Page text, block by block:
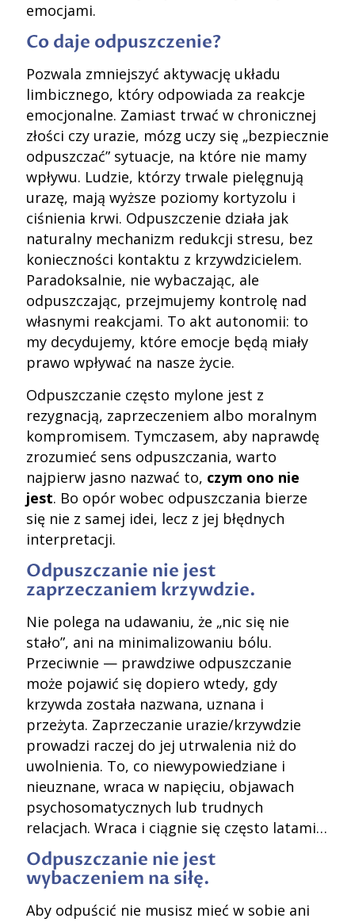
emocjami.
Co daje odpuszczenie?
Pozwala zmniejszyć aktywację układu
limbicznego, który odpowiada za reakcje
emocjonalne. Zamiast trwać w chronicznej
złości czy urazie, mózg uczy się „bezpiecznie
odpuszczać” sytuacje, na które nie mamy
wpływu. Ludzie, którzy trwale pielęgnują
urazę, mają wyższe poziomy kortyzolu i
ciśnienia krwi. Odpuszczenie działa jak
naturalny mechanizm redukcji stresu, bez
konieczności kontaktu z krzywdzicielem.
Paradoksalnie, nie wybaczając, ale
odpuszczając, przejmujemy kontrolę nad
własnymi reakcjami. To akt autonomii: to
my decydujemy, które emocje będą miały
prawo wpływać na nasze życie.
Odpuszczanie często mylone jest z
rezygnacją, zaprzeczeniem albo moralnym
kompromisem. Tymczasem, aby naprawdę
zrozumieć sens odpuszczania, warto
najpierw jasno nazwać to, czym ono nie
jest. Bo opór wobec odpuszczania bierze
się nie z samej idei, lecz z jej błędnych
interpretacji.
Odpuszczanie nie jest
zaprzeczaniem krzywdzie.
Nie polega na udawaniu, że „nic się nie
stało”, ani na minimalizowaniu bólu.
Przeciwnie — prawdziwe odpuszczanie
może pojawić się dopiero wtedy, gdy
krzywda została nazwana, uznana i
przeżyta. Zaprzeczanie urazie/krzywdzie
prowadzi raczej do jej utrwalenia niż do
uwolnienia. To, co niewypowiedziane i
nieuznane, wraca w napięciu, objawach
psychosomatycznych lub trudnych
relacjach. Wraca i ciągnie się często latami…
Odpuszczanie nie jest
wybaczeniem na siłę.
Aby odpuścić nie musisz mieć w sobie ani